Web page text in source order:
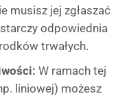
musisz jej zgłaszać
odpowiednia
trwałych.
W ramach tej
liniowej) możesz